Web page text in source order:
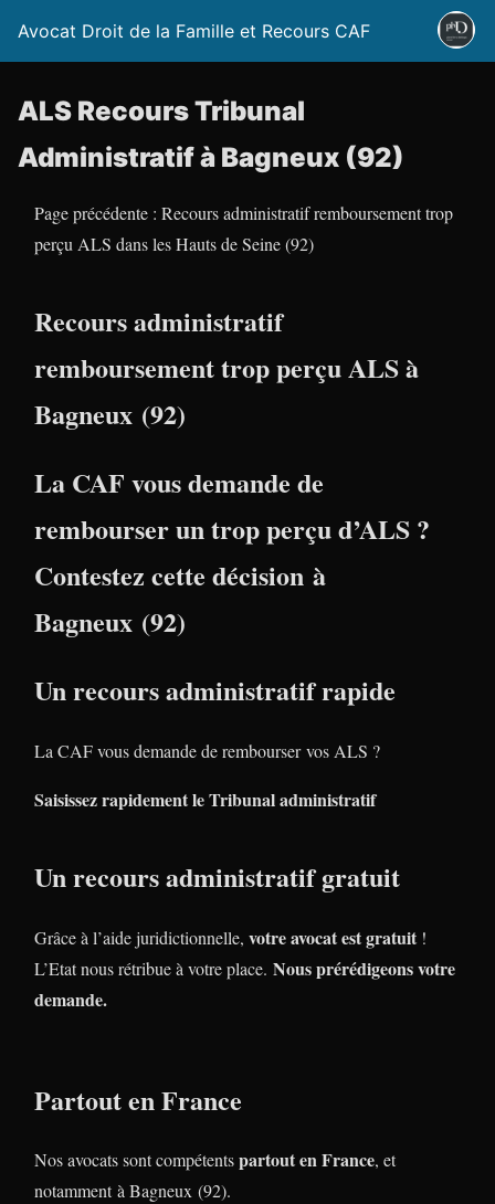
Avocat Droit de la Famille et Recours CAF
ALS Recours Tribunal
Administratif à Bagneux (92)
Page précédente : Recours administratif remboursement trop
perçu ALS dans les Hauts de Seine (92)
Recours administratif
remboursement trop perçu ALS à
Bagneux (92)
La CAF vous demande de
rembourser un trop perçu d’ALS ?
Contestez cette décision à
Bagneux (92)
Un recours administratif rapide
La CAF vous demande de rembourser vos ALS ?
Saisissez rapidement le Tribunal administratif
Un recours administratif gratuit
Grâce à l’aide juridictionnelle, votre avocat est gratuit !
L’Etat nous rétribue à votre place. Nous prérédigeons votre
demande.
Partout en France
Nos avocats sont compétentspartout en France, et
notamment à Bagneux (92).